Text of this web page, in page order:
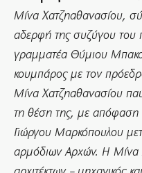
Μίνα Χατζηαθανασίου,
αδερφή της συζύγου του
γραμματέα Θύμιου
κουμπάρος με τον
Μίνα Χατζηαθανασίου
τη θέση της, με απόφαση
Γιώργου Μαρκόπουλου
αρμόδιων Αρχών. Η Μίνα